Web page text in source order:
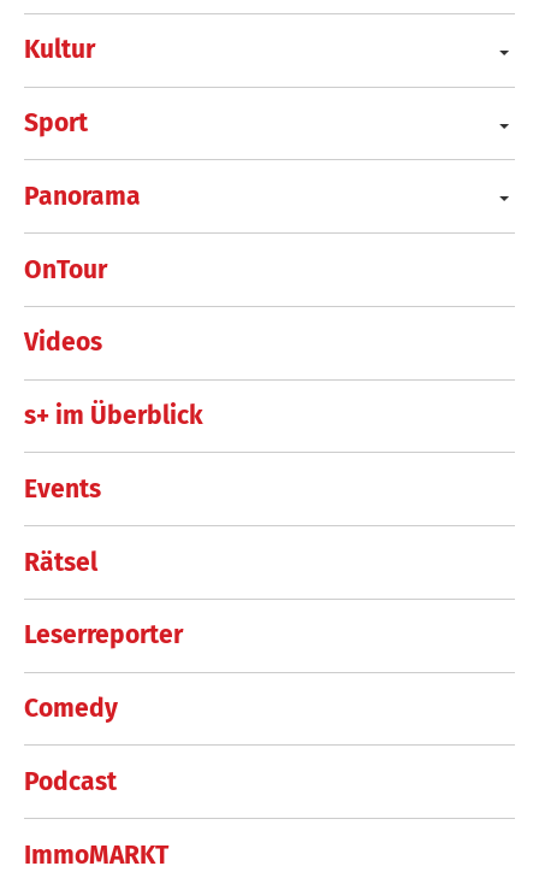
Kultur
Sport
Panorama
OnTour
Videos
s+ im Überblick
Events
Rätsel
Leserreporter
Comedy
Podcast
ImmoMARKT